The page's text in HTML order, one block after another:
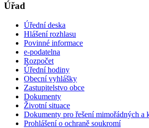
Úřad
Úřední deska
Hlášení rozhlasu
Povinné informace
e-podatelna
Rozpočet
Úřední hodiny
Obecní vyhlášky
Zastupitelstvo obce
Dokumenty
Životní situace
Dokumenty pro řešení mimořádných a
Prohlášení o ochraně soukromí